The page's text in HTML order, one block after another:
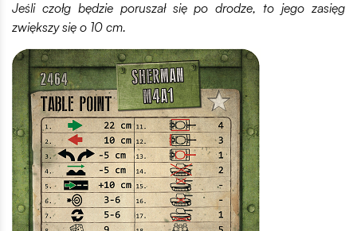
Jeśli czołg będzie poruszał się po drodze, to jego zasięg
zwiększy się o 10 cm.